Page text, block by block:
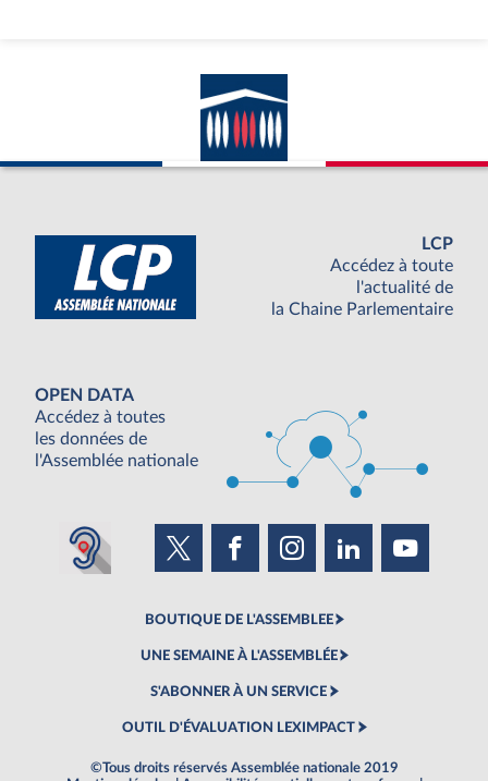
LCP
Accédez à toute
l'actualité de
la Chaine Parlementaire
OPEN DATA
Accédez à toutes
les données de
l'Assemblée nationale
BOUTIQUE DE L'ASSEMBLEE
UNE SEMAINE À L'ASSEMBLÉE
S'ABONNER À UN SERVICE
OUTIL D'ÉVALUATION LEXIMPACT
©Tous droits réservés Assemblée nationale 2019